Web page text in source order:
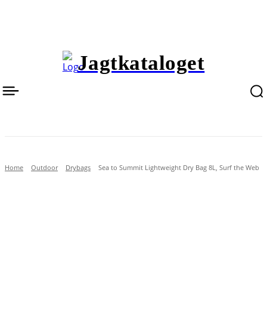
Jagtkataloget
Home Outdoor Drybags Sea to Summit Lightweight Dry Bag 8L, Surf the Web